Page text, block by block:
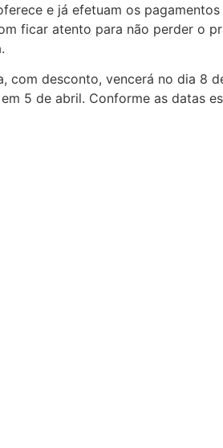
e já efetuam os
ficar atento para não perder o
desconto, vencerá no dia 8
5 de abril. Conforme as datas